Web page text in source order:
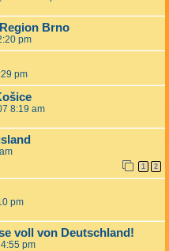
Brno
pm
pm
8:19 am
1 2
pm
voll von Deutschland!
pm